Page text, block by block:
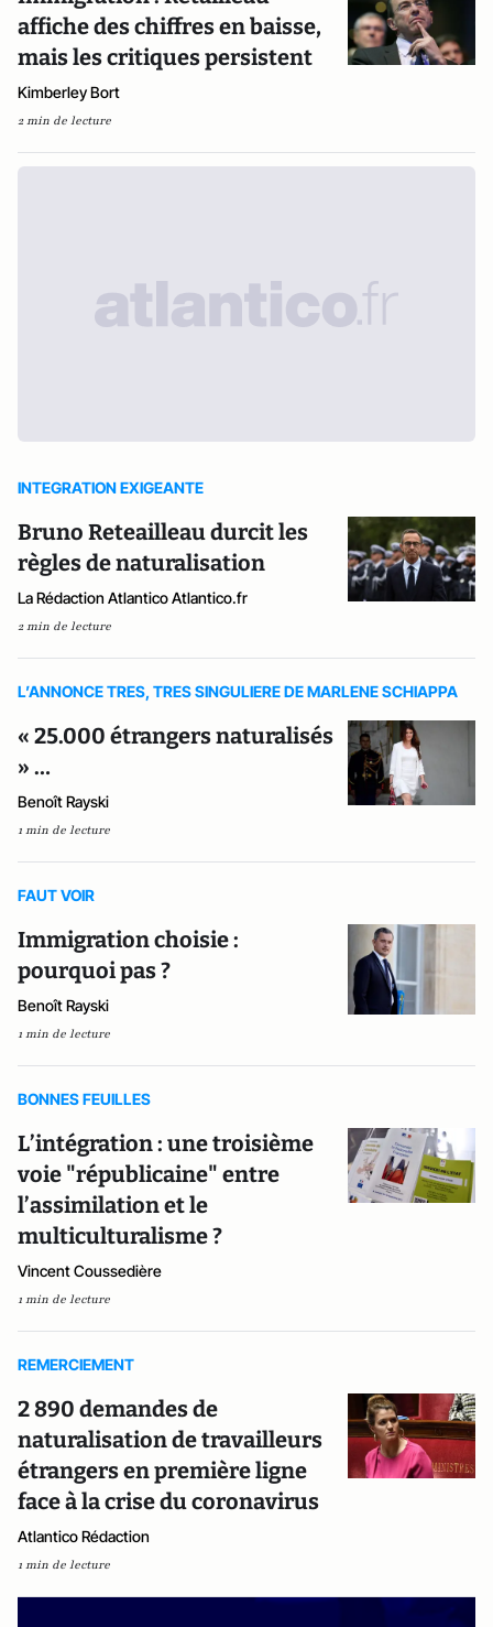
affiche des chiffres en baisse,
mais les critiques persistent
Kimberley Bort
2 min de lecture
INTEGRATION EXIGEANTE
Bruno Reteailleau durcit les
règles de naturalisation
La Rédaction Atlantico Atlantico.fr
2 min de lecture
L’ANNONCE TRES, TRES SINGULIERE DE MARLENE SCHIAPPA
« 25.000 étrangers naturalisés
» …
Benoît Rayski
1 min de lecture
FAUT VOIR
Immigration choisie :
pourquoi pas ?
Benoît Rayski
1 min de lecture
BONNES FEUILLES
L’intégration : une troisième
voie "républicaine" entre
l’assimilation et le
multiculturalisme ?
Vincent Coussedière
1 min de lecture
REMERCIEMENT
2 890 demandes de
naturalisation de travailleurs
étrangers en première ligne
face à la crise du coronavirus
Atlantico Rédaction
1 min de lecture